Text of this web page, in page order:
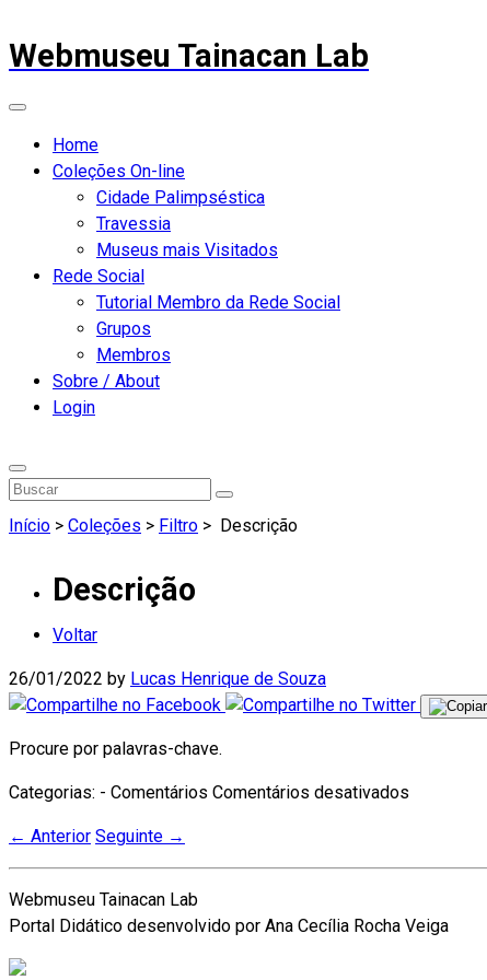
Webmuseu Tainacan Lab
Home
Coleções On-line
Cidade Palimpséstica
Travessia
Museus mais Visitados
Rede Social
Tutorial Membro da Rede Social
Grupos
Membros
Sobre / About
Login
Início > Coleções > Filtro > Descrição
Descrição
Voltar
26/01/2022 by Lucas Henrique de Souza
Procure por palavras-chave.
Categorias: - Comentários Comentários desativados
← Anterior Seguinte →
Webmuseu Tainacan Lab
Portal Didático desenvolvido por Ana Cecília Rocha Veiga